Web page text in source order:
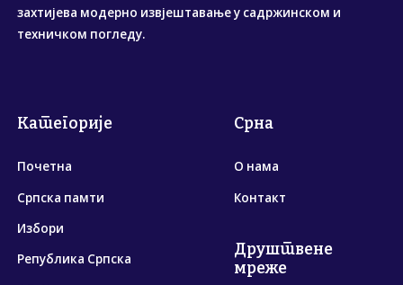
захтијева модерно извјештавање у садржинском и
техничком погледу.
Категорије
Почетна
Српска памти
Избори
Република Српска
Срна
О нама
Контакт
Друштвене
мреже